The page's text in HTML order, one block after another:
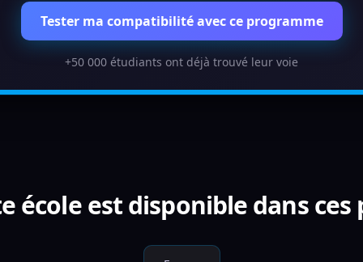
Tester ma compatibilité avec ce programme
+50 000 étudiants ont déjà trouvé leur voie
école est disponible dans ces